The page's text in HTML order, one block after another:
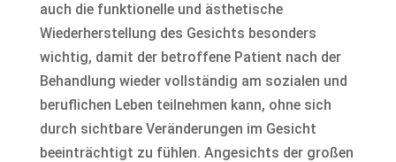
auch die funktionelle und ästhetische
Wiederherstellung des Gesichts besonders
wichtig, damit der betroffene Patient nach der
Behandlung wieder vollständig am sozialen und
beruflichen Leben teilnehmen kann, ohne sich
durch sichtbare Veränderungen im Gesicht
beeinträchtigt zu fühlen. Angesichts der großen